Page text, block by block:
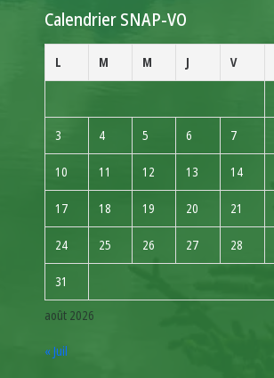
Calendrier SNAP-VO
août 2026
L M M J V
3 4 5 6 7
10 11 12 13 14
17 18 19 20 21
24 25 26 27 28
31
« Juil